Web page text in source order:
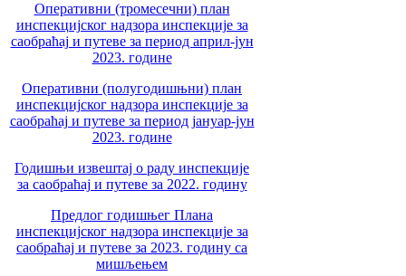
Оперативни (тромесечни) план
инспекцијског надзора инспекције за
саобраћај и путеве за период април-јун
2023. године
Оперативни (полугодишњни) план
инспекцијског надзора инспекције за
саобраћај и путеве за период јануар-јун
2023. године
Годишњи извештај о раду инспекције
за саобраћај и путеве за 2022. годину
Предлог годишњег Плана
инспекцијског надзора инспекције за
саобраћај и путеве за 2023. годину са
мишљењем